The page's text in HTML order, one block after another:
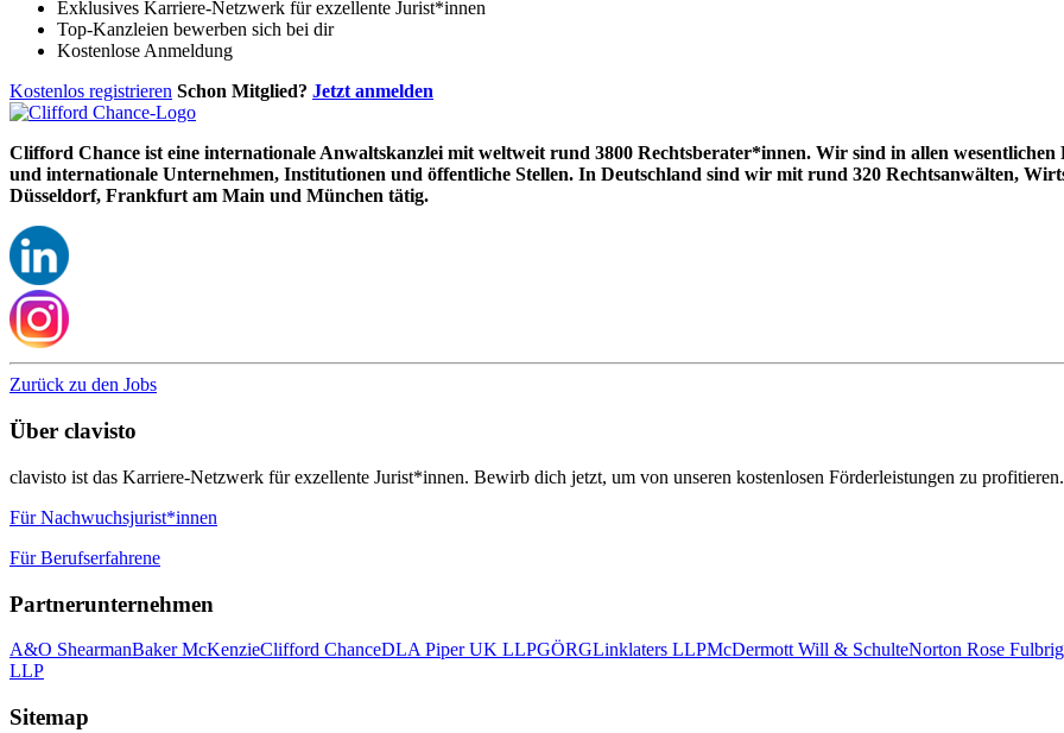
Exklusives Karriere-Netzwerk für exzellente Jurist*innen
Top-Kanzleien bewerben sich bei dir
Kostenlose Anmeldung
Kostenlos registrieren Schon Mitglied? Jetzt anmelden
Clifford Chance ist eine internationale Anwaltskanzlei mit weltweit rund 3800 Rechtsberater*innen. Wir sind in allen
und internationale Unternehmen, Institutionen und öffentliche Stellen. In Deutschland sind wir mit rund 320 Rechtsanwälten,
Düsseldorf, Frankfurt am Main und München tätig.
Zurück zu den Jobs
Über clavisto
clavisto ist das Karriere-Netzwerk für exzellente Jurist*innen. Bewirb dich jetzt, um von unseren kostenlosen Förderleistungen zu profitieren.
Für Nachwuchsjurist*innen
Für Berufserfahrene
Partnerunternehmen
A&O ShearmanBaker McKenzieClifford ChanceDLA Piper UK LLPGÖRGLinklaters LLPMcDermott Will & SchulteNorton Rose
LLP
Sitemap